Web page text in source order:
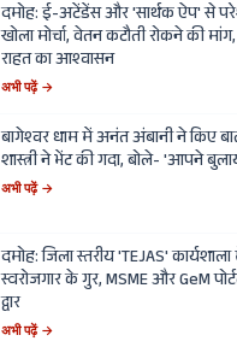
दमोह: ई-अटेंडेंस और 'सार्थक ऐप' से
खोला मोर्चा, वेतन कटौती रोकने की
राहत का आश्वासन
अभी पढ़ें →
बागेश्वर धाम में अनंत अंबानी ने किए
शास्त्री ने भेंट की गदा, बोले- 'आपने
अभी पढ़ें →
दमोह: जिला स्तरीय 'TEJAS'
स्वरोजगार के गुर, MSME और GeM
द्वार
अभी पढ़ें →